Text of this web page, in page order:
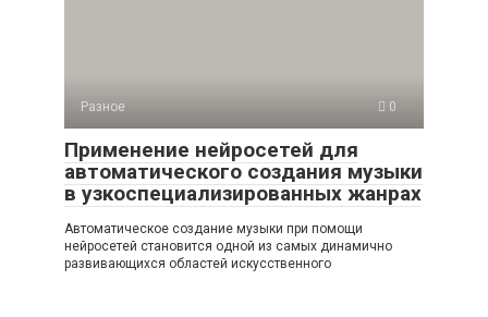
Разное 0
Применение нейросетей для
автоматического создания музыки
в узкоспециализированных жанрах
Автоматическое создание музыки при помощи
нейросетей становится одной из самых динамично
развивающихся областей искусственного